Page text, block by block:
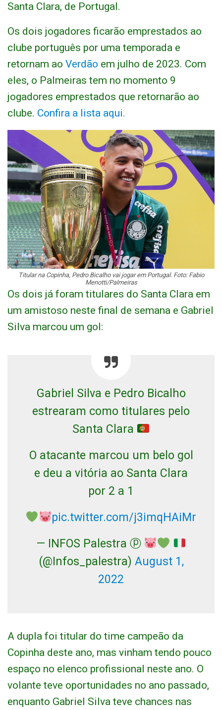
Santa Clara, de Portugal.
Os dois jogadores ficarão emprestados ao
clube português por uma temporada e
retornam ao Verdão em julho de 2023. Com
eles, o Palmeiras tem no momento 9
jogadores emprestados que retornarão ao
clube. Confira a lista aqui.
Titular na Copinha, Pedro Bicalho vai jogar em Portugal. Foto: Fabio
Menotti/Palmeiras
Os dois já foram titulares do Santa Clara em
um amistoso neste final de semana e Gabriel
Silva marcou um gol:
Gabriel Silva e Pedro Bicalho
estrearam como titulares pelo
Santa Clara
O atacante marcou um belo gol
e deu a vitória ao Santa Clara
por 2 a 1
pic.twitter.com/j3imqHAiMr
— INFOS Palestra ⓟ
(@Infos_palestra) August 1,
2022
A dupla foi titular do time campeão da
Copinha deste ano, mas vinham tendo pouco
espaço no elenco profissional neste ano. O
volante teve oportunidades no ano passado,
enquanto Gabriel Silva teve chances nas